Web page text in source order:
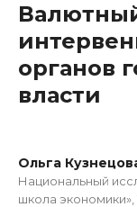
органов
власти
Ольга
Национальный
школа экономики»,